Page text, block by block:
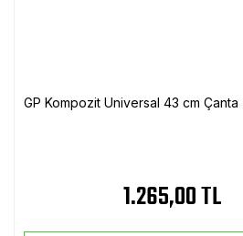
GP Kompozit Universal 43 cm Çanta
1.265,00 TL